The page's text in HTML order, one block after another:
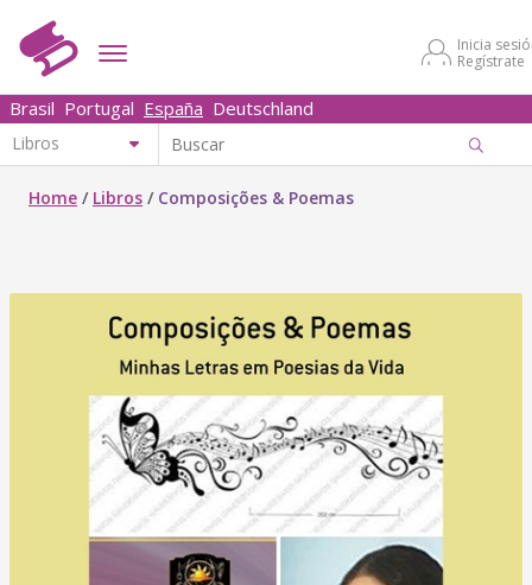
Inicia
Regístrate
Brasil Portugal España Deutschland
Home / Libros / Composições & Poemas